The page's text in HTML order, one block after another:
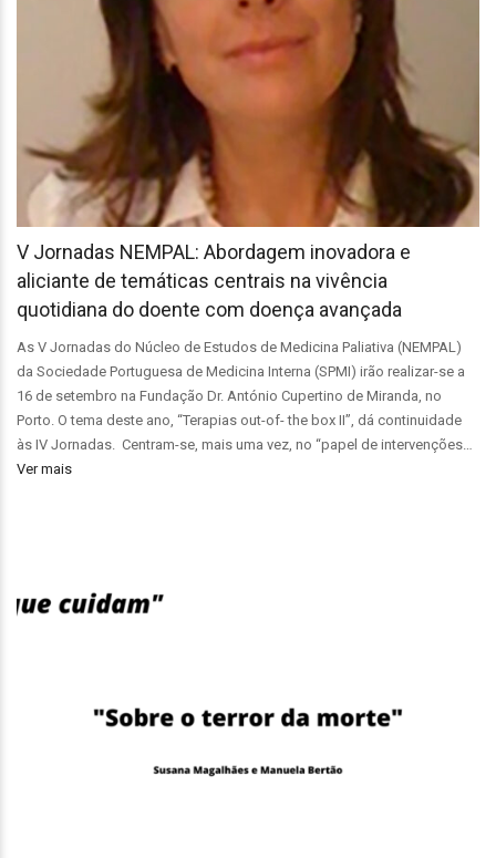
V Jornadas NEMPAL: Abordagem inovadora e
aliciante de temáticas centrais na vivência
quotidiana do doente com doença avançada
As V Jornadas do Núcleo de Estudos de Medicina Paliativa (NEMPAL)
da Sociedade Portuguesa de Medicina Interna (SPMI) irão realizar-se a
16 de setembro na Fundação Dr. António Cupertino de Miranda, no
Porto. O tema deste ano, “Terapias out-of- the box II”, dá continuidade
às IV Jornadas. Centram-se, mais uma vez, no “papel de intervenções…
Ver mais